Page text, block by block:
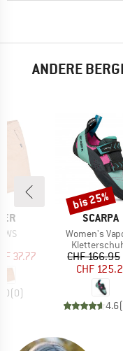
ANDERE
WS
Preis
37.77
(0)
MARKE
SCARPA
Artikel
Women's
Preis
CHF 166.95
CHF
4.6(
Rabatt
bis 25%